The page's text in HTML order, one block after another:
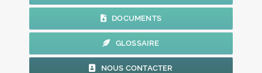
DOCUMENTS
GLOSSAIRE
NOUS CONTACTER